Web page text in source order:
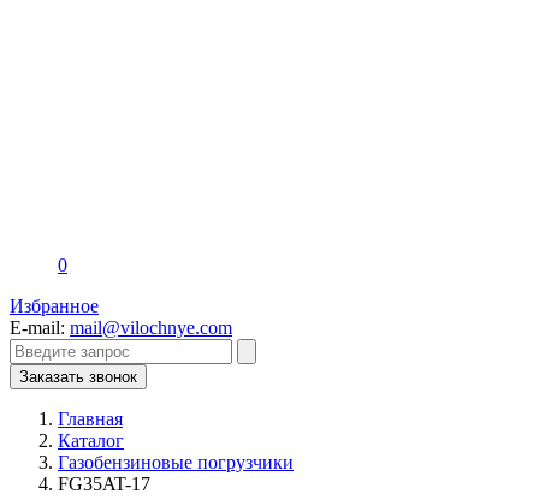
0
Избранное
E-mail: mail@vilochnye.com
Заказать звонок
Главная
Каталог
Газобензиновые погрузчики
FG35AT-17